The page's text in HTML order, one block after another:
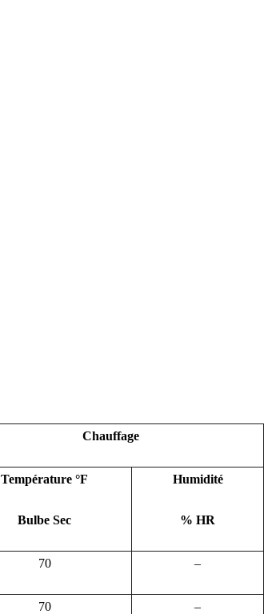
Chauffage
Température °F
Bulbe Sec
Humidité
% HR
70 –
70 –